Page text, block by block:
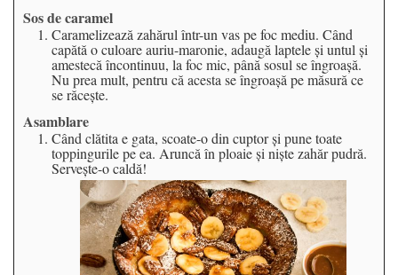
Sos de caramel
Caramelizează zahărul într-un vas pe foc mediu. Când
capătă o culoare auriu-maronie, adaugă laptele și untul și
amestecă încontinuu, la foc mic, până sosul se îngroașă.
Nu prea mult, pentru că acesta se îngroașă pe măsură ce
se răcește.
Asamblare
Când clătita e gata, scoate-o din cuptor și pune toate
toppingurile pe ea. Aruncă în ploaie și niște zahăr pudră.
Servește-o caldă!